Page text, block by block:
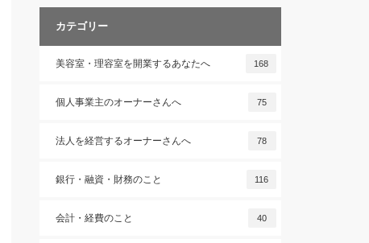
カテゴリー
美容室・理容室を開業するあなたへ 168
個人事業主のオーナーさんへ 75
法人を経営するオーナーさんへ 78
銀行・融資・財務のこと 116
会計・経費のこと 40